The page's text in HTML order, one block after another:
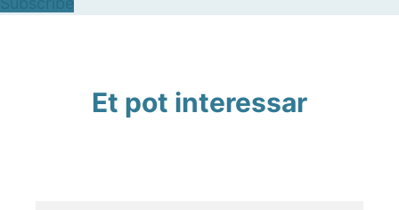
Et pot interessar